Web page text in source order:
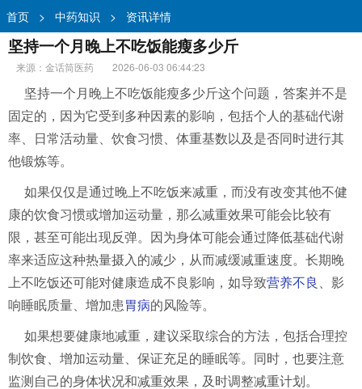
首页 > 中药知识 > 资讯详情
坚持一个月晚上不吃饭能瘦多少斤
来源：金话筒医药
2026-06-03 06:44:23
坚持一个月晚上不吃饭能瘦多少斤这个问题，答案并不是
固定的，因为它受到多种因素的影响，包括个人的基础代谢
率、日常活动量、饮食习惯、体重基数以及是否同时进行其
他锻炼等。
如果仅仅是通过晚上不吃饭来减重，而没有改变其他不健
康的饮食习惯或增加运动量，那么减重效果可能会比较有
限，甚至可能出现反弹。因为身体可能会通过降低基础代谢
率来适应这种热量摄入的减少，从而减缓减重速度。长期晚
上不吃饭还可能对健康造成不良影响，如导致营养不良
、影
响睡眠质量、增加患 胃病的风险等。
如果想要健康地减重，建议采取综合的方法，包括合理控
制饮食、增加运动量、保证充足的睡眠等。同时，也要注意
监测自己的身体状况和减重效果，及时调整减重计划。